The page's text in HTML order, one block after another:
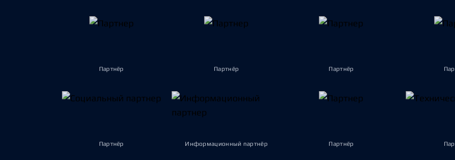
Партнёр Партнёр Партнёр
Партнёр Информационный партнёр Партнёр